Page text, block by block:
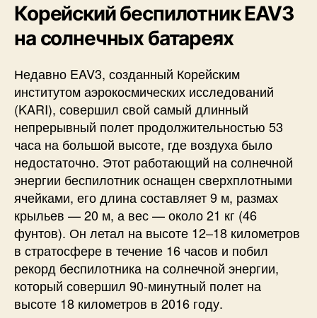
Корейский беспилотник EAV3
на солнечных батареях
Недавно EAV3, созданный Корейским
институтом аэрокосмических исследований
(KARI), совершил свой самый длинный
непрерывный полет продолжительностью 53
часа на большой высоте, где воздуха было
недостаточно. Этот работающий на солнечной
энергии беспилотник оснащен сверхплотными
ячейками, его длина составляет 9 м, размах
крыльев — 20 м, а вес — около 21 кг (46
фунтов). Он летал на высоте 12–18 километров
в стратосфере в течение 16 часов и побил
рекорд беспилотника на солнечной энергии,
который совершил 90-минутный полет на
высоте 18 километров в 2016 году.